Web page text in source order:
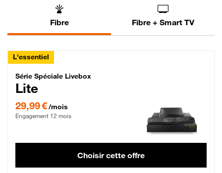
Fibre Fibre + Smart TV
L'essentiel
Série Spéciale Livebox Lite Fibre
Série Spéciale Livebox
Lite
29,99 €/mois
Engagement 12 mois
Choisir cette offre